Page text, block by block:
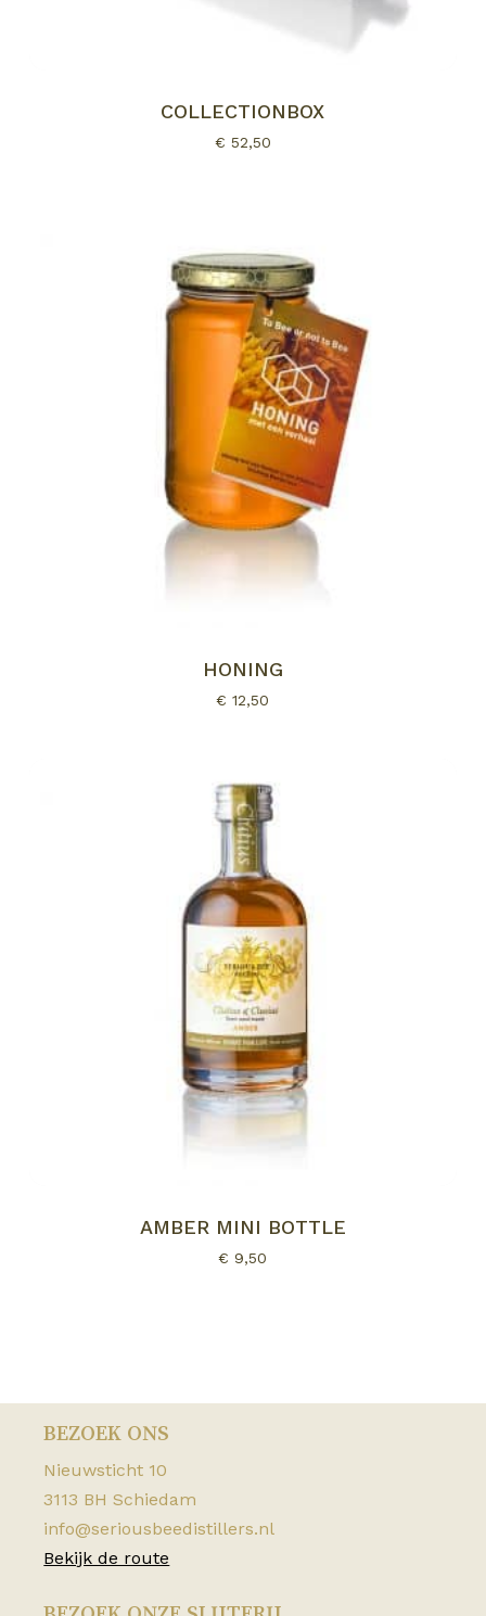
COLLECTIONBOX
€ 52,50
HONING
€ 12,50
AMBER MINI BOTTLE
€ 9,50
BEZOEK ONS
Nieuwsticht 10
3113 BH Schiedam
info@seriousbeedistillers.nl
Bekijk de route